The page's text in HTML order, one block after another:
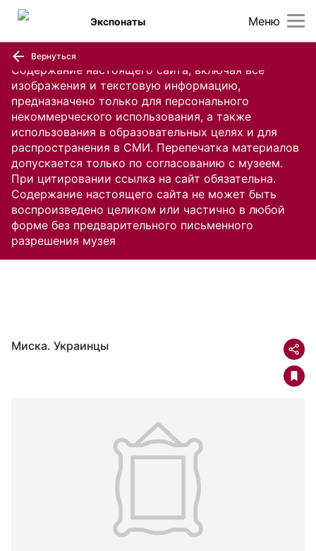
Содержание настоящего сайта, включая все
изображения и текстовую информацию,
предназначено только для персонального
некоммерческого использования, а также
использования в образовательных целях и для
распространения в СМИ. Перепечатка материалов
допускается только по согласованию с музеем.
При цитировании ссылка на сайт обязательна.
Содержание настоящего сайта не может быть
воспроизведено целиком или частично в любой
форме без предварительного письменного
разрешения музея
Меню
Экспонаты
Вернуться
Миска. Украинцы